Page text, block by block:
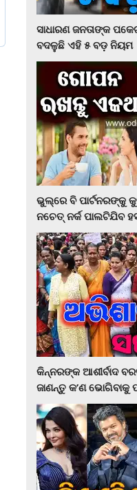
ସାଧାରଣ ଜନତାଙ୍କ
ବଦଳୁଛି ଏହି ୫ ବଡ଼ ନିୟମ
ଭୁଲ୍‌ରେ ବି ପାର୍ଟନରଙ୍କୁ
ନଚେତ୍‌ ନର୍କ ପାଲଟିଯିବ
କିନ୍ନରଙ୍କ ଆଶୀର୍ବାଦ
ଜାଣନ୍ତୁ କ’ଣ ଭୋଗିବାକୁ